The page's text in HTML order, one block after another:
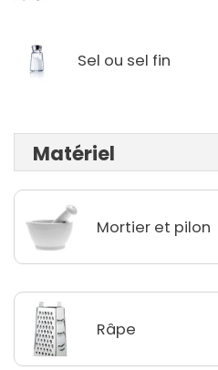
Sel ou sel fin
Matériel
Mortier et pilon
Râpe